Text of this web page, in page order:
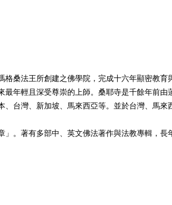
桑法王所創建之佛學院，完成十六年顯密教
輕且深受尊崇的上師。桑耶寺是千餘年前由
台灣、新加坡、馬來西亞等。並於台灣、馬
。著有多部中、英文佛法著作與法教專輯，長